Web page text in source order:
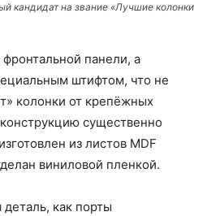
кандидат на звание «Лучшие колонки
панели, а
штифтом, что не
колонки от крепёжных
существенно
из листов MDF
виниловой пленкой.
как порты